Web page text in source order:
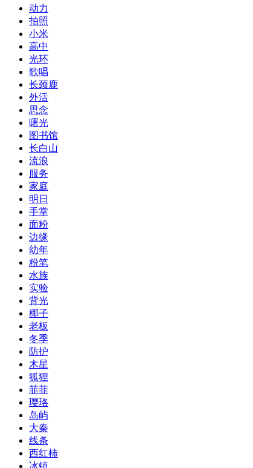
动力
拍照
小米
高中
光环
歌唱
长颈鹿
外活
思念
曙光
图书馆
长白山
流浪
服务
家庭
明日
手掌
面粉
边缘
幼年
粉笔
水族
实验
背光
椰子
老板
冬季
防护
木星
狐狸
菲菲
璎珞
岛屿
大秦
线条
西红柿
冰镇